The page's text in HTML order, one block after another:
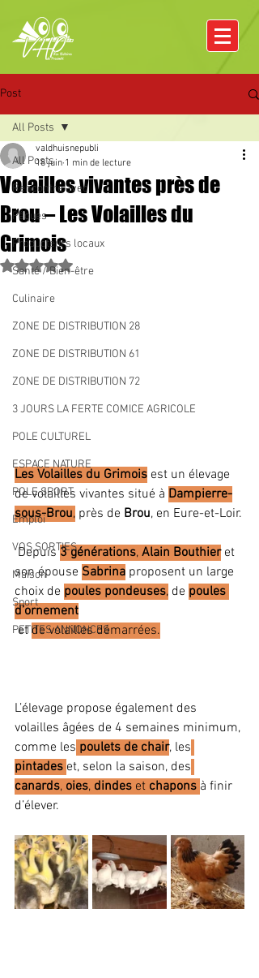
Post
All Posts
Rencontre avec
Pâques
Producteurs locaux
Santé / Bien-être
Culinaire
ZONE DE DISTRIBUTION 28
ZONE DE DISTRIBUTION 61
ZONE DE DISTRIBUTION 72
3 JOURS LA FERTE COMICE AGRICOLE
POLE CULTUREL
ESPACE NATURE
POLE SPORT
Emploi
VOS SORTIES
Maison
Sport
PETITES ANNONCES
All Posts
Volailles vivantes près de
Brou – Les Volailles du
Grimois
valdhuisnepubli
18 juin 1 min de lecture
Noté NaN étoiles sur 5.
Les Volailles du Grimois est un élevage
de volailles vivantes situé à Dampierre-
sous-Brou, près de Brou, en Eure-et-Loir.
Depuis 3 générations, Alain Bouthier et
son épouse Sabrina proposent un large
choix de poules pondeuses, de poules
d’ornement
et de volailles démarrées.
L’élevage propose également des
volailles âgées de 4 semaines minimum,
comme les poulets de chair, les
pintades et, selon la saison, des
canards, oies, dindes et chapons à finir
d’élever.